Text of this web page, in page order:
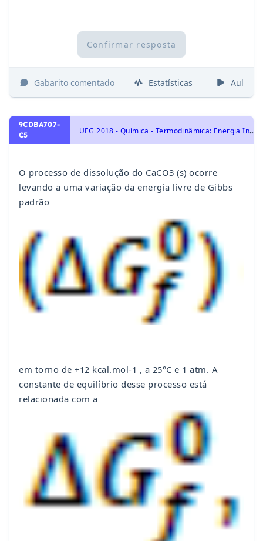
Confirmar resposta
Gabarito comentado Estatísticas Aulas
9CDBA707-
C5
U
EG 2018 - Química - Termodinâmica: Energia Interna, Trabalho, Energia Livre de Gibbs e Entropia, Transformações Químicas e Energia
O processo de dissolução do CaCO3 (s) ocorre
levando a uma variação da energia livre de Gibbs
padrão
em torno de +12 kcal.mol-1 , a 25°C e 1 atm. A
constante de equilíbrio desse processo está
relacionada com a